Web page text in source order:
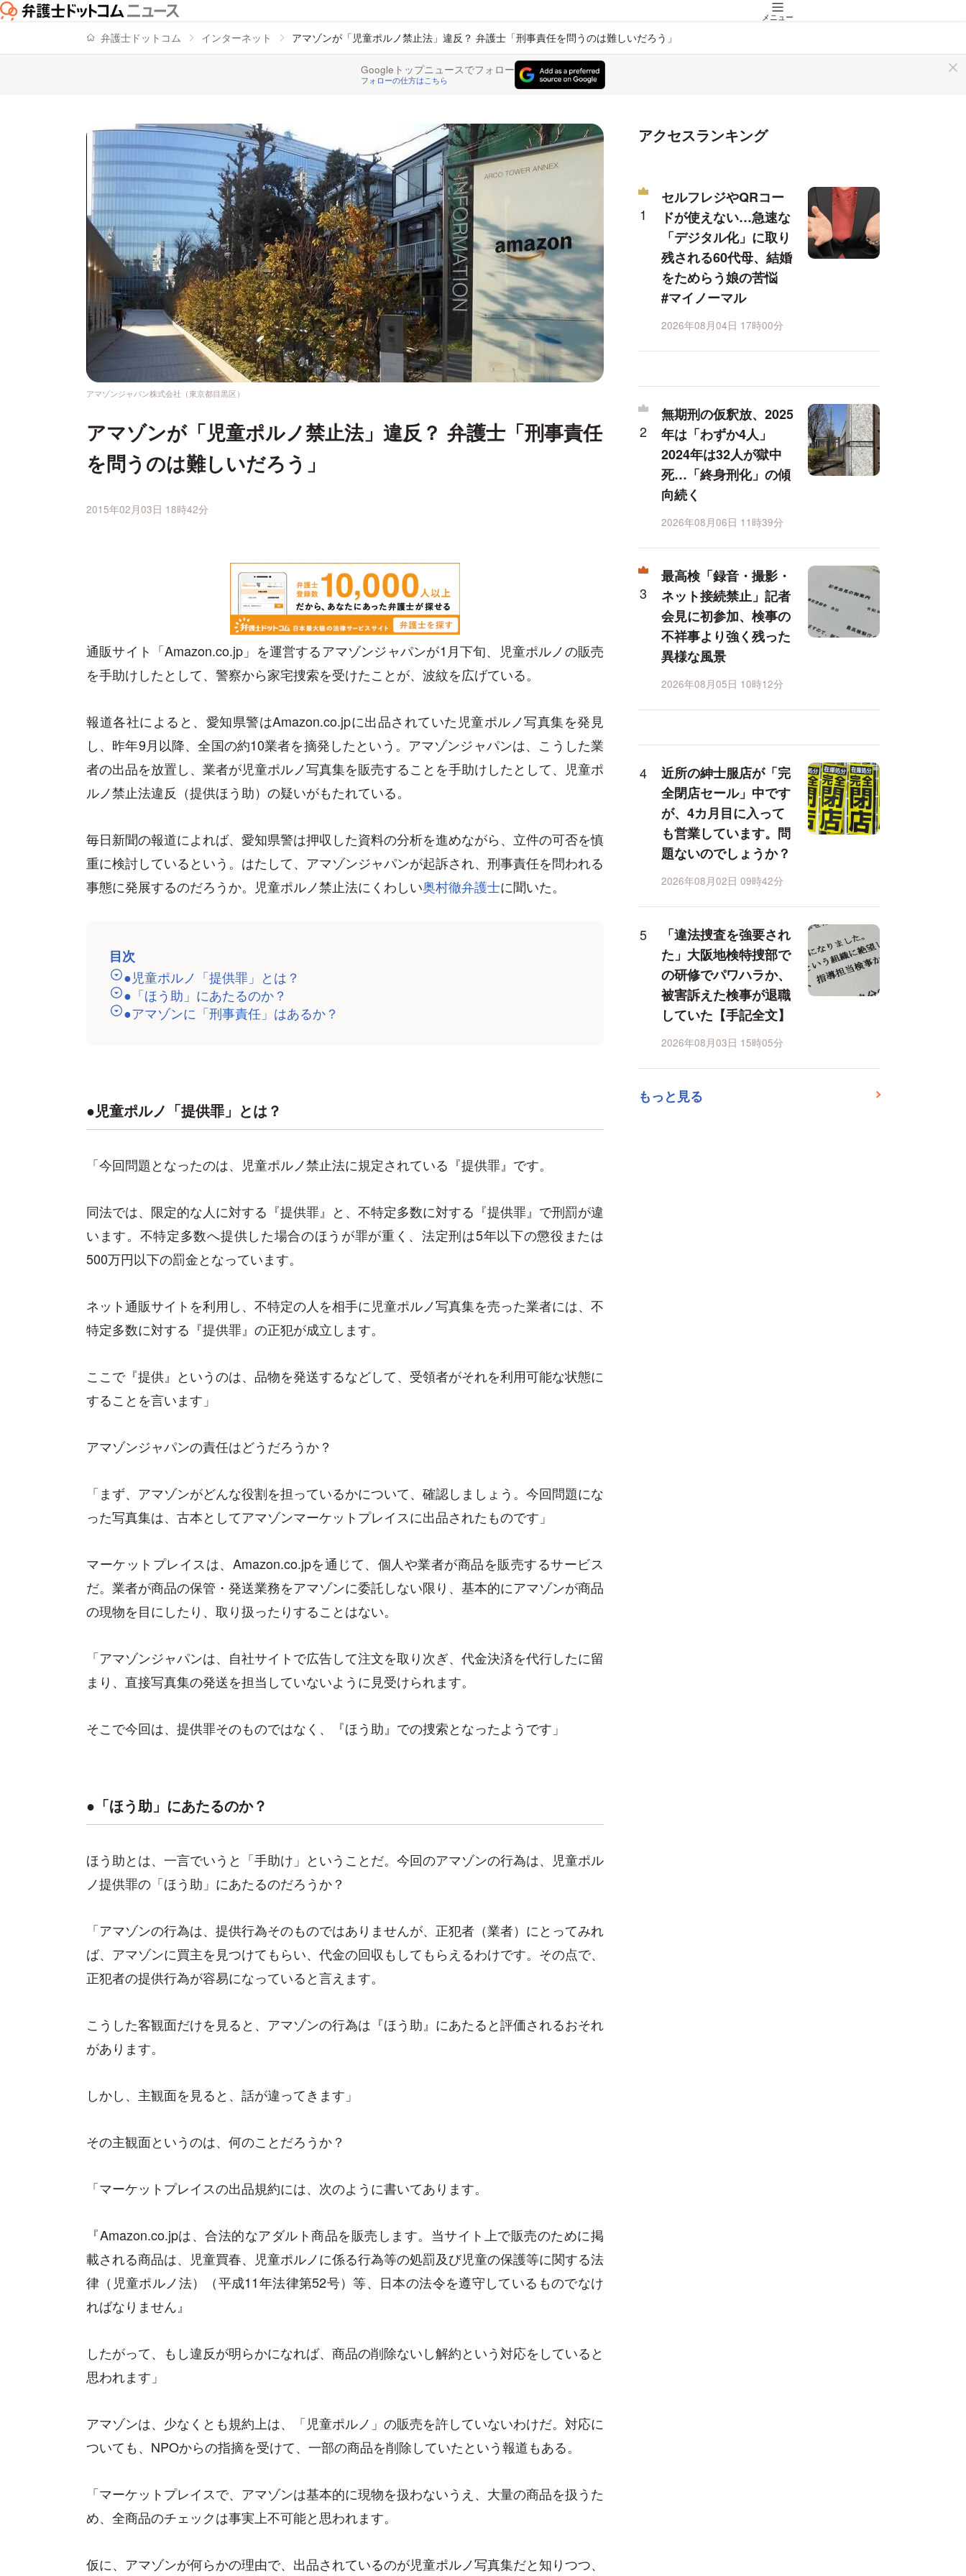
メニュー
弁護士ドットコム インターネット アマゾンが「児童ポルノ禁止法」違反？ 弁護士「刑事責任を問うのは難しいだろう」
Googleトップニュースでフォロー
フォローの仕方はこちら
アマゾンジャパン株式会社（東京都目黒区）
アマゾンが「児童ポルノ禁止法」違反？ 弁護士「刑事責任
を問うのは難しいだろう」
2015年02月03日 18時42分
通販サイト「Amazon.co.jp」を運営するアマゾンジャパンが1月下旬、児童ポルノの販売
を手助けしたとして、警察から家宅捜索を受けたことが、波紋を広げている。
報道各社によると、愛知県警はAmazon.co.jpに出品されていた児童ポルノ写真集を発見
し、昨年9月以降、全国の約10業者を摘発したという。アマゾンジャパンは、こうした業
者の出品を放置し、業者が児童ポルノ写真集を販売することを手助けしたとして、児童ポ
ルノ禁止法違反（提供ほう助）の疑いがもたれている。
毎日新聞の報道によれば、愛知県警は押収した資料の分析を進めながら、立件の可否を慎
重に検討しているという。はたして、アマゾンジャパンが起訴され、刑事責任を問われる
事態に発展するのだろうか。児童ポルノ禁止法にくわしい奥村徹弁護士に聞いた。
目次
●児童ポルノ「提供罪」とは？
●「ほう助」にあたるのか？
●アマゾンに「刑事責任」はあるか？
●児童ポルノ「提供罪」とは？
「今回問題となったのは、児童ポルノ禁止法に規定されている『提供罪』です。
同法では、限定的な人に対する『提供罪』と、不特定多数に対する『提供罪』で刑罰が違
います。不特定多数へ提供した場合のほうが罪が重く、法定刑は5年以下の懲役または
500万円以下の罰金となっています。
ネット通販サイトを利用し、不特定の人を相手に児童ポルノ写真集を売った業者には、不
特定多数に対する『提供罪』の正犯が成立します。
ここで『提供』というのは、品物を発送するなどして、受領者がそれを利用可能な状態に
することを言います」
アマゾンジャパンの責任はどうだろうか？
「まず、アマゾンがどんな役割を担っているかについて、確認しましょう。今回問題にな
った写真集は、古本としてアマゾンマーケットプレイスに出品されたものです」
マーケットプレイスは、Amazon.co.jpを通じて、個人や業者が商品を販売するサービス
だ。業者が商品の保管・発送業務をアマゾンに委託しない限り、基本的にアマゾンが商品
の現物を目にしたり、取り扱ったりすることはない。
「アマゾンジャパンは、自社サイトで広告して注文を取り次ぎ、代金決済を代行したに留
まり、直接写真集の発送を担当していないように見受けられます。
そこで今回は、提供罪そのものではなく、『ほう助』での捜索となったようです」
●「ほう助」にあたるのか？
ほう助とは、一言でいうと「手助け」ということだ。今回のアマゾンの行為は、児童ポル
ノ提供罪の「ほう助」にあたるのだろうか？
「アマゾンの行為は、提供行為そのものではありませんが、正犯者（業者）にとってみれ
ば、アマゾンに買主を見つけてもらい、代金の回収もしてもらえるわけです。その点で、
正犯者の提供行為が容易になっていると言えます。
こうした客観面だけを見ると、アマゾンの行為は『ほう助』にあたると評価されるおそれ
があります。
しかし、主観面を見ると、話が違ってきます」
その主観面というのは、何のことだろうか？
「マーケットプレイスの出品規約には、次のように書いてあります。
『Amazon.co.jpは、合法的なアダルト商品を販売します。当サイト上で販売のために掲
載される商品は、児童買春、児童ポルノに係る行為等の処罰及び児童の保護等に関する法
律（児童ポルノ法）（平成11年法律第52号）等、日本の法令を遵守しているものでなけ
ればなりません』
したがって、もし違反が明らかになれば、商品の削除ないし解約という対応をしていると
思われます」
アマゾンは、少なくとも規約上は、「児童ポルノ」の販売を許していないわけだ。対応に
ついても、NPOからの指摘を受けて、一部の商品を削除していたという報道もある。
「マーケットプレイスで、アマゾンは基本的に現物を扱わないうえ、大量の商品を扱うた
め、全商品のチェックは事実上不可能と思われます。
仮に、アマゾンが何らかの理由で、出品されているのが児童ポルノ写真集だと知りつつ、
アクセスランキング
セルフレジやQRコー
ドが使えない…急速な
「デジタル化」に取り
残される60代母、結婚
をためらう娘の苦悩
#マイノーマル
2026年08月04日 17時00分
無期刑の仮釈放、2025
年は「わずか4人」
2024年は32人が獄中
死…「終身刑化」の傾
向続く
2026年08月06日 11時39分
最高検「録音・撮影・
ネット接続禁止」記者
会見に初参加、検事の
不祥事より強く残った
異様な風景
2026年08月05日 10時12分
近所の紳士服店が「完
全閉店セール」中です
が、4カ月目に入って
も営業しています。問
題ないのでしょうか？
2026年08月02日 09時42分
「違法捜査を強要され
た」大阪地検特捜部で
の研修でパワハラか、
被害訴えた検事が退職
していた【手記全文】
2026年08月03日 15時05分
もっと見る